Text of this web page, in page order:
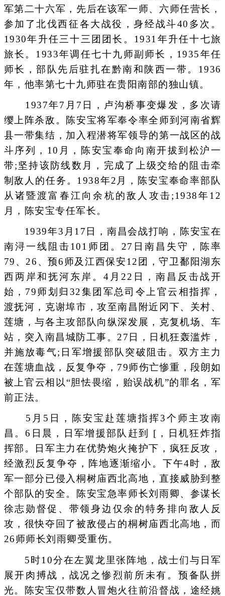
军第二十六军，先后在该军一师、六师任营长，
参加了北伐西征各大战役，身经战斗40多次。
1930年升任三十三团团长。1931年升任十七旅
旅长。1933年调任七十九师副师长，1935年任
师长，部队先后驻扎在黔南和陕西一带。1936
年，他率第七十九师驻在贵阳南部的独山镇。
1937年7月7日，卢沟桥事变爆发，多次请
缨上阵杀敌。陈安宝将军奉令率全师到河南省辉
县一带集结，加入程潜将军领导的第一战区的战
斗序列，10月，陈安宝奉命向南开拔到松沪一
带;坚持该防线数月，完成了上级交给的阻击牵
制敌人的任务。1938年2月，陈安宝奉命率部队
从诸暨渡富春江向余杭的敌人攻击;1938年12
月，陈安宝专任军长。
1939年3月17日，南昌会战打响，陈安宝在
南浔一线阻击101师团。27日南昌失守，陈率
79、26、预6师及江西保安12团，守卫鄱阳湖东
西两岸和抚河东岸。4月22日，南昌反击战开
始，79师划归32集团军总司令上官云相指挥，
渡抚河，克谢埠市，攻至南昌附近冈下、关村、
莲塘，与各主攻部队向纵深发展，克复机场、车
站，突入南昌城防工事。27日，日机狂轰滥炸，
并施放毒气;日军增援部队突破阻击。双方主力
在莲塘血战，反复争夺，79师伤亡惨重，段朗如
被上官云相以“胆怯畏缩，贻误战机”的罪名，军
前正法。
5月5日，陈安宝赴莲塘指挥3个师主攻南
昌。6日晨，日军增援部队赶到 [，日机狂炸指
挥部。日军主力在优势炮火掩护下，疯狂反攻，
经激烈反复争夺，阵地逐渐缩小。下午4时，敌
军一部分已侵入桐树庙西北高地，直接威胁到整
个部队的安全。陈安宝急率师长刘雨卿、参谋长
徐志勋督促、带领身边仅余的特务排向敌人反
攻，很快夺回了被敌侵占的桐树庙西北高地，而
26师师长刘雨卿受重伤。
5时10分在左翼龙里张阵地，战士们与日军
展开肉搏战，战况之惨烈前所未有。预备队拼
光。陈安宝仅带数人冒炮火往前沿督战，途经姚